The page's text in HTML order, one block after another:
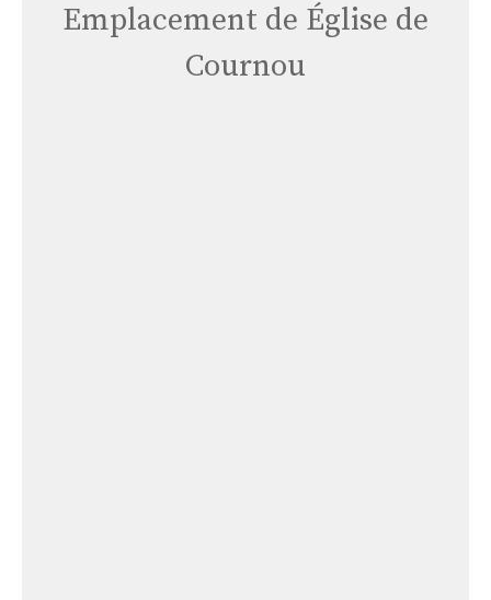
Emplacement de Église de
Cournou